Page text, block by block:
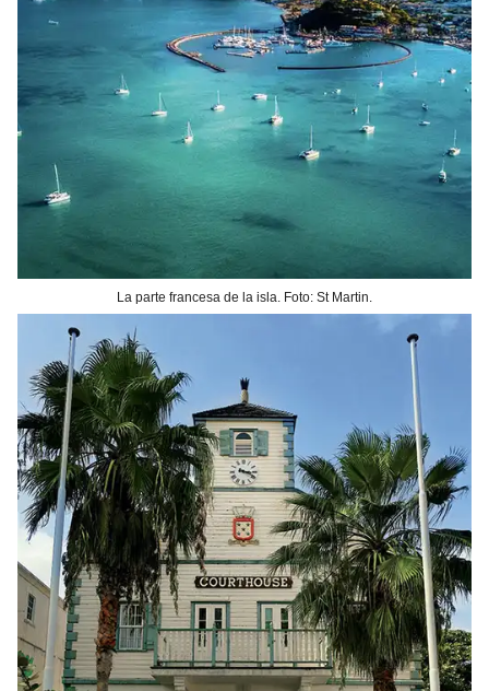
La parte francesa de la isla. Foto: St Martin.